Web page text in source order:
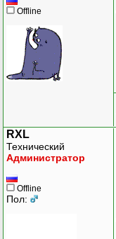
Offline
RXL
Технический
Администратор
Offline
Пол: